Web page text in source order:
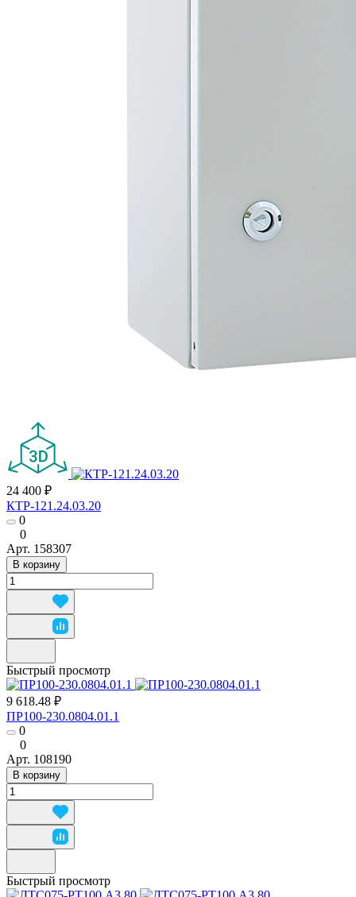
24 400 ₽
КТР-121.24.03.20
0
0
Арт. 158307
В корзину
Быстрый просмотр
9 618.48 ₽
ПР100-230.0804.01.1
0
0
Арт. 108190
В корзину
Быстрый просмотр